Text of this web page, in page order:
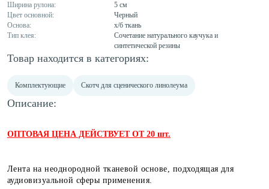
Ширина рулона:
5 см
Цвет основной:
Черный
Основа:
х/б ткань
Тип клея:
Сочетание натурального каучука и
синтетической резины
Товар находится в категориях:
Комплектующие Скотч для сценического линолеума
Описание:
ОПТОВАЯ ЦЕНА ДЕЙСТВУЕТ ОТ 20 шт.
Лента на неоднородной тканевой основе, подходящая для
аудиовизуальной сферы применения.